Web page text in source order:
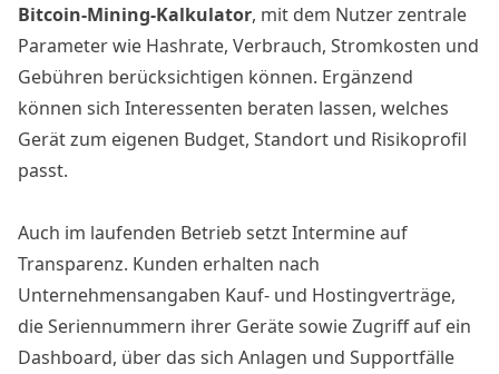
Bitcoin-Mining-Kalkulator, mit dem Nutzer zentrale
Parameter wie Hashrate, Verbrauch, Stromkosten und
Gebühren berücksichtigen können. Ergänzend
können sich Interessenten beraten lassen, welches
Gerät zum eigenen Budget, Standort und Risikoprofil
passt.
Auch im laufenden Betrieb setzt Intermine auf
Transparenz. Kunden erhalten nach
Unternehmensangaben Kauf- und Hostingverträge,
die Seriennummern ihrer Geräte sowie Zugriff auf ein
Dashboard, über das sich Anlagen und Supportfälle